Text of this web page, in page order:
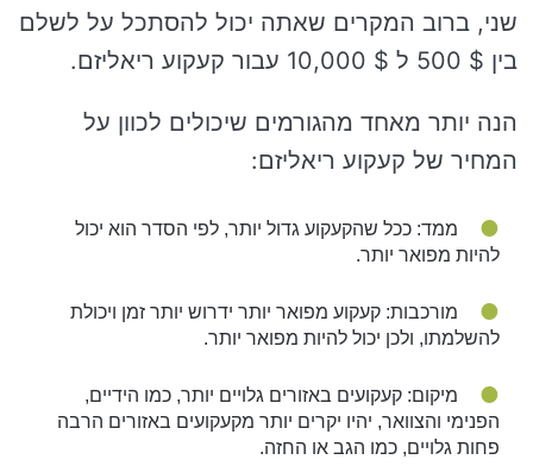
שני, ברוב המקרים שאתה יכול להסתכל על לשלם
בין $ 500 ל $ 10,000 עבור קעקוע ריאליזם.
הנה יותר מאחד מהגורמים שיכולים לכוון על
המחיר של קעקוע ריאליזם:
ממד: ככל שהקעקוע גדול יותר, לפי הסדר הוא יכול
להיות מפואר יותר.
מורכבות: קעקוע מפואר יותר ידרוש יותר זמן ויכולת
להשלמתו, ולכן יכול להיות מפואר יותר.
מיקום: קעקועים באזורים גלויים יותר, כמו הידיים,
הפנימי והצוואר, יהיו יקרים יותר מקעקועים באזורים הרבה
פחות גלויים, כמו הגב או החזה.